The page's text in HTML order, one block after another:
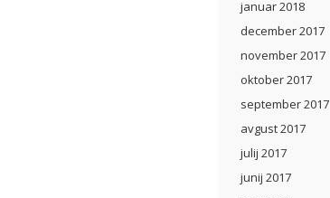
januar 2018
december 2017
november 2017
oktober 2017
september 2017
avgust 2017
julij 2017
junij 2017